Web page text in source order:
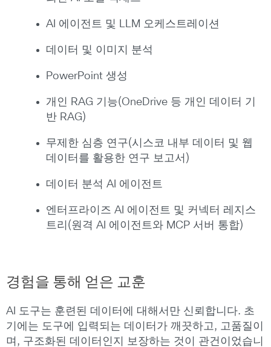
AI 에이전트 및 LLM 오케스트레이션
데이터 및 이미지 분석
PowerPoint 생성
개인 RAG 기능(OneDrive 등 개인 데이터 기
반 RAG)
무제한 심층 연구(시스코 내부 데이터 및 웹
데이터를 활용한 연구 보고서)
데이터 분석 AI 에이전트
엔터프라이즈 AI 에이전트 및 커넥터 레지스
트리(원격 AI 에이전트와 MCP 서버 통합)
경험을 통해 얻은 교훈
AI 도구는 훈련된 데이터에 대해서만 신뢰합니다. 초
기에는 도구에 입력되는 데이터가 깨끗하고, 고품질이
며, 구조화된 데이터인지 보장하는 것이 관건이었습니